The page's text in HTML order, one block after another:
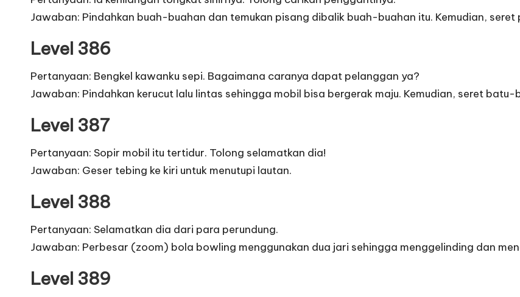
Jawaban: Pindahkan buah-buahan dan temukan pisang dibalik buah-buahan itu. Kemudian, seret
Level 386
Pertanyaan: Bengkel kawanku sepi. Bagaimana caranya dapat pelanggan ya?
Jawaban: Pindahkan kerucut lalu lintas sehingga mobil bisa bergerak maju. Kemudian, seret
Level 387
Pertanyaan: Sopir mobil itu tertidur. Tolong selamatkan dia!
Jawaban: Geser tebing ke kiri untuk menutupi lautan.
Level 388
Pertanyaan: Selamatkan dia dari para perundung.
Jawaban: Perbesar (zoom) bola bowling menggunakan dua jari sehingga menggelinding dan
Level 389